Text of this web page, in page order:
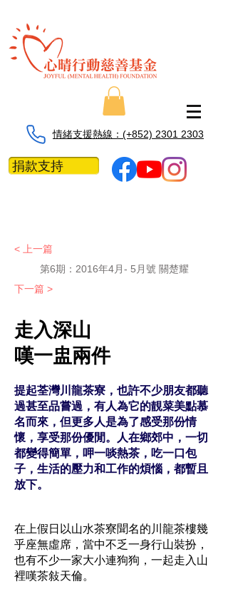
情緒支援熱線：​​(+852) 2301 2303
捐款支持
< 上一篇
第6期： 2016年4月- 5月號 關楚耀
下一篇 >
走入深山
嘆一盅兩件
提起荃灣川龍茶寮，也許不少朋友都聽
過甚至品嘗過，有人為它的靚菜美點慕
名而來，但更多人是為了感受那份情
懷，享受那份優閒。人在鄉郊中，一切
都變得簡單，呷一啖熱茶，吃一口包
子，生活的壓力和工作的煩惱，都暫且
放下。
在上假日以山水茶寮聞名的川龍茶樓幾
乎座無虛席，當中不乏一身行山裝扮，
也有不少一家大小連狗狗，一起走入山
裡嘆茶敍天倫。